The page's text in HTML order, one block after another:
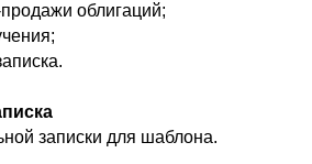
облигаций;
записки для шаблона.